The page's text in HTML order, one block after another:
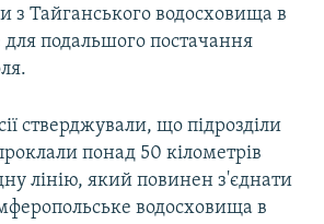
з Тайганського водосховища в
подальшого постачання
стверджували, що підрозділи
понад 50 кілометрів
лінію, який повинен з'єднати
водосховища в